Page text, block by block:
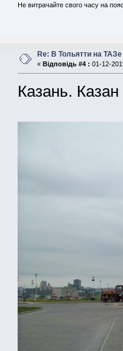
Не витрачайте свого часу на
Re: В Тольятти на
« Відповідь #4 : 01-12-
Казань.